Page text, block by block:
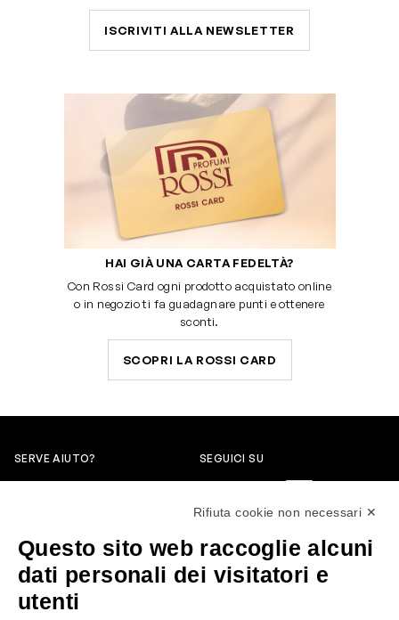
ISCRIVITI ALLA NEWSLETTER
HAI GIÀ UNA CARTA FEDELTÀ?
Con Rossi Card ogni prodotto acquistato online
o in negozio ti fa guadagnare punti e ottenere
sconti.
SCOPRI LA ROSSI CARD
SERVE AIUTO?
servizioclienti@rossiprofumi.it
SEGUICI SU
SERVIZIO CLIENTI
Rifiuta cookie non necessari ✕
Questo sito web raccoglie alcuni
dati personali dei visitatori e
utenti